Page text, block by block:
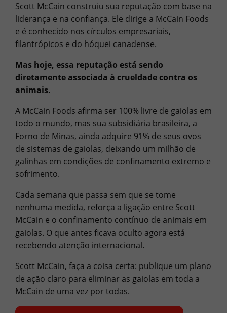
Scott McCain construiu sua reputação com base na
liderança e na confiança. Ele dirige a McCain Foods
e é conhecido nos círculos empresariais,
filantrópicos e do hóquei canadense.
Mas hoje, essa reputação está sendo
diretamente associada à crueldade contra os
animais.
A McCain Foods afirma ser 100% livre de gaiolas em
todo o mundo, mas sua subsidiária brasileira, a
Forno de Minas, ainda adquire 91% de seus ovos
de sistemas de gaiolas, deixando um milhão de
galinhas em condições de confinamento extremo e
sofrimento.
Cada semana que passa sem que se tome
nenhuma medida, reforça a ligação entre Scott
McCain e o confinamento contínuo de animais em
gaiolas. O que antes ficava oculto agora está
recebendo atenção internacional.
Scott McCain, faça a coisa certa: publique um plano
de ação claro para eliminar as gaiolas em toda a
McCain de uma vez por todas.